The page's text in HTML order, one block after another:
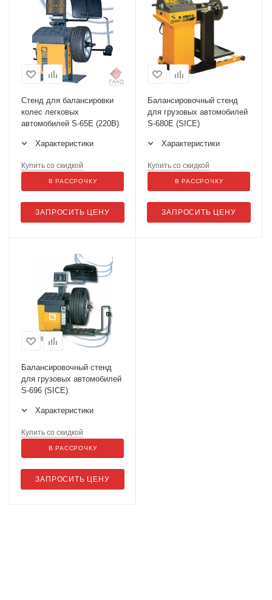
Cтенд для балансировки
колес легковых
автомобилей S-65E (220B)
Характеристики
ЗАПРОСИТЬ ЦЕНУ
Купить со скидкой
В РАССРОЧКУ
Балансировочный стенд
для грузовых автомобилей
S-680E (SICE)
Характеристики
ЗАПРОСИТЬ ЦЕНУ
Купить со скидкой
В РАССРОЧКУ
Балансировочный стенд
для грузовых автомобилей
S-696 (SICE)
Характеристики
ЗАПРОСИТЬ ЦЕНУ
Купить со скидкой
В РАССРОЧКУ